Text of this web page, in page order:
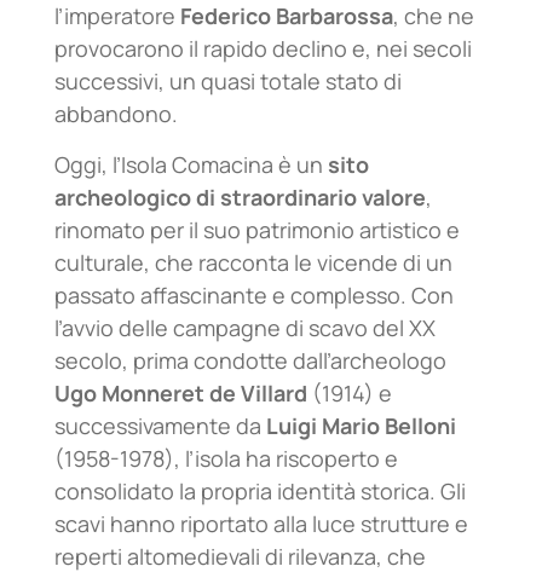
l’imperatore Federico Barbarossa, che ne
provocarono il rapido declino e, nei secoli
successivi, un quasi totale stato di
abbandono.
Oggi, l’Isola Comacina è un sito
archeologico di straordinario valore,
rinomato per il suo patrimonio artistico e
culturale, che racconta le vicende di un
passato affascinante e complesso. Con
l’avvio delle campagne di scavo del XX
secolo, prima condotte dall’archeologo
Ugo Monneret de Villard (1914) e
successivamente da Luigi Mario Belloni
(1958-1978), l’isola ha riscoperto e
consolidato la propria identità storica. Gli
scavi hanno riportato alla luce strutture e
reperti altomedievali di rilevanza, che